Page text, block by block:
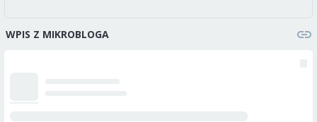
WPIS Z MIKROBLOGA